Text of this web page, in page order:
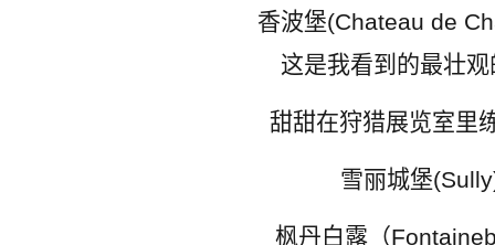
香波堡(Chateau de
这是我看到的最壮
甜甜在狩猎展览室里
雪丽城堡
枫丹白露（